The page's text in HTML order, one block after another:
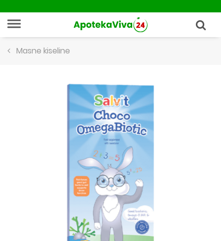
Masne kiseline